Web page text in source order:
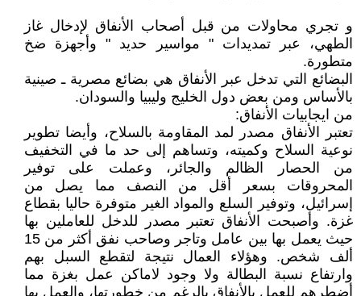
و تجري محاولات من قبل أصحاب الأنفاق لإدخال غاز
الطهي، عبر تمديدات " مواسير حديد " وأجهزة ضخ
متطورة.
البضائع التي تدخل عبر الأنفاق هي بضائع مصرية ـ صينية
بالأساس ومن بعض دول الخليج وليبيا والسودان.
من ايجابيات الأنفاق:
تعتبر الأنفاق مصدر لمد المقاومة بالسلاح، وأيضا تطوير
نوعية السلاح وكميته، وتساهم إلى حد ما في التخفيف
من الحصار الظالم والجائر، وعملت على توفير
المحروقات بسعر أقل من النصف مما يصل من
إسرائيل، وتوفير السلع والمواد الغير متوفرة حاليا بقطاع
غزة. وأصبحت الأنفاق تعتبر مصدر للدخل للعاملين بها
حيث يعمل بها بين عامل وتاجر وصاحب نفق أكثر من 15
ألف شخص. وهؤلاء العمال نتيجة لتقطع السبل بهم
وارتفاع نسبة البطالة ولا وجود لاماكن عمل بغزة مما
أضطرهم للعمل بالأنفاق بالرغم من خطورتها، والعمل بها